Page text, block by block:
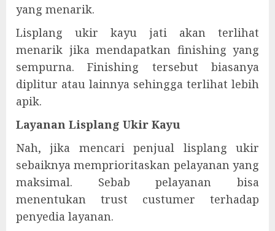
yang menarik.
Lisplang ukir kayu jati akan terlihat
menarik jika mendapatkan finishing yang
sempurna. Finishing tersebut biasanya
diplitur atau lainnya sehingga terlihat lebih
apik.
Layanan Lisplang Ukir Kayu
Nah, jika mencari penjual lisplang ukir
sebaiknya memprioritaskan pelayanan yang
maksimal. Sebab pelayanan bisa
menentukan trust custumer terhadap
penyedia layanan.